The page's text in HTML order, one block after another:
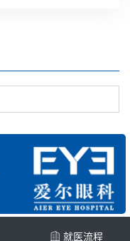
就医流程